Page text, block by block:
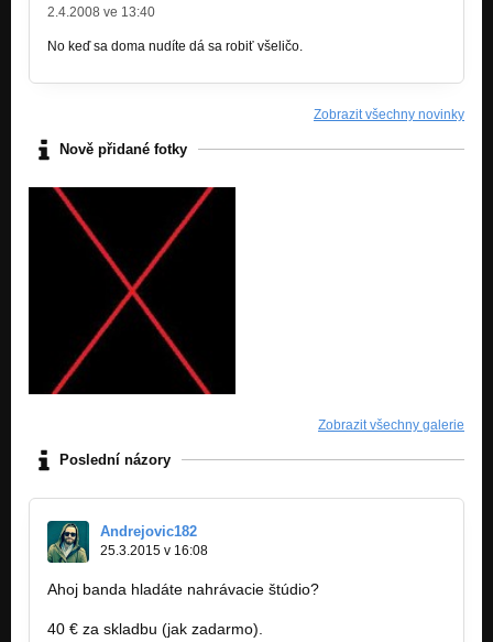
2.4.2008 ve 13:40
No keď sa doma nudíte dá sa robiť všeličo.
Zobrazit všechny novinky
Nově přidané fotky
Zobrazit všechny galerie
Poslední názory
Andrejovic182
25.3.2015 v 16:08
Ahoj banda hladáte nahrávacie štúdio?
40 € za skladbu (jak zadarmo).